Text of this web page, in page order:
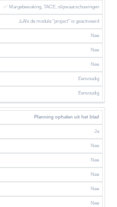
✅ Margebewaking, TACE, slipwaarschuwingen
⚠️Als de module "project" is geactiveerd
Nee
Nee
Nee
Eenvoudig
Eenvoudig
Planning ophalen uit het blad
Ja
Nee
Nee
Nee
Nee
Nee